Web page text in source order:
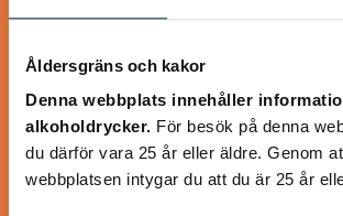
Åldersgräns och kakor
Denna webbplats innehåller
alkoholdrycker. För besök på denna
du därför vara 25 år eller äldre. Genom
webbplatsen intygar du att du är 25 år
Stor skål kall dillsås
fisksås)